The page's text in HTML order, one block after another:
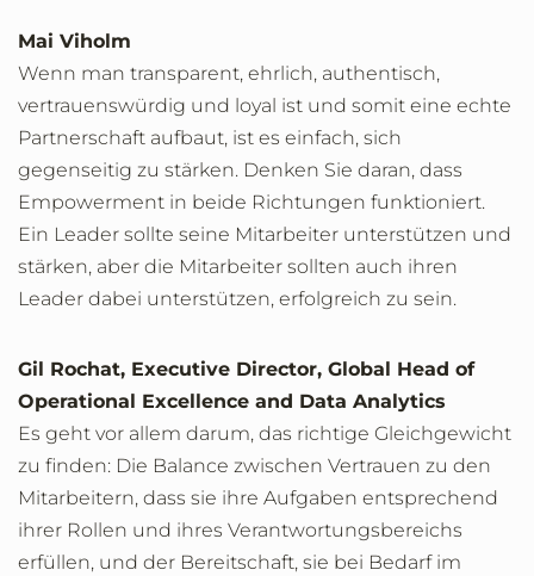
Mai Viholm
Wenn man transparent, ehrlich, authentisch,
vertrauenswürdig und loyal ist und somit eine echte
Partnerschaft aufbaut, ist es einfach, sich
gegenseitig zu stärken. Denken Sie daran, dass
Empowerment in beide Richtungen funktioniert.
Ein Leader sollte seine Mitarbeiter unterstützen und
stärken, aber die Mitarbeiter sollten auch ihren
Leader dabei unterstützen, erfolgreich zu sein.
Gil Rochat, Executive Director, Global Head of
Operational Excellence and Data Analytics
Es geht vor allem darum, das richtige Gleichgewicht
zu finden: Die Balance zwischen Vertrauen zu den
Mitarbeitern, dass sie ihre Aufgaben entsprechend
ihrer Rollen und ihres Verantwortungsbereichs
erfüllen, und der Bereitschaft, sie bei Bedarf im